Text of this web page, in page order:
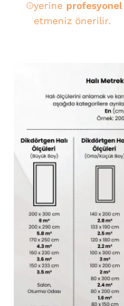
yerine profesyonel
etmeniz önerilir.